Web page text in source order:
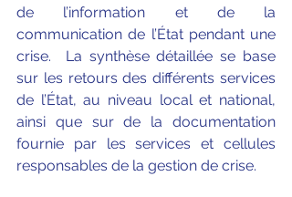
de l’information et de la
communication de l’État pendant une
crise.  La synthèse détaillée se base
sur les retours des différents services
de l’État, au niveau local et national,
ainsi que sur de la documentation
fournie par les services et cellules
responsables de la gestion de crise.